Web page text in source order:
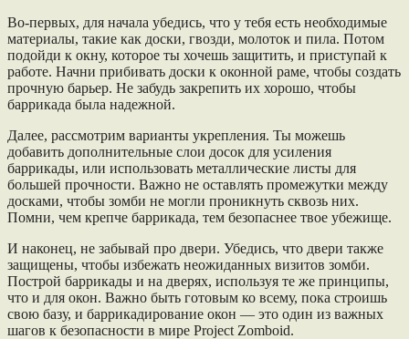
Во-первых, для начала убедись, что у тебя есть необходимые
материалы, такие как доски, гвозди, молоток и пила. Потом
подойди к окну, которое ты хочешь защитить, и приступай к
работе. Начни прибивать доски к оконной раме, чтобы создать
прочную барьер. Не забудь закрепить их хорошо, чтобы
баррикада была надежной.
Далее, рассмотрим варианты укрепления. Ты можешь
добавить дополнительные слои досок для усиления
баррикады, или использовать металлические листы для
большей прочности. Важно не оставлять промежутки между
досками, чтобы зомби не могли проникнуть сквозь них.
Помни, чем крепче баррикада, тем безопаснее твое убежище.
И наконец, не забывай про двери. Убедись, что двери также
защищены, чтобы избежать неожиданных визитов зомби.
Построй баррикады и на дверях, используя те же принципы,
что и для окон. Важно быть готовым ко всему, пока строишь
свою базу, и баррикадирование окон — это один из важных
шагов к безопасности в мире Project Zomboid.